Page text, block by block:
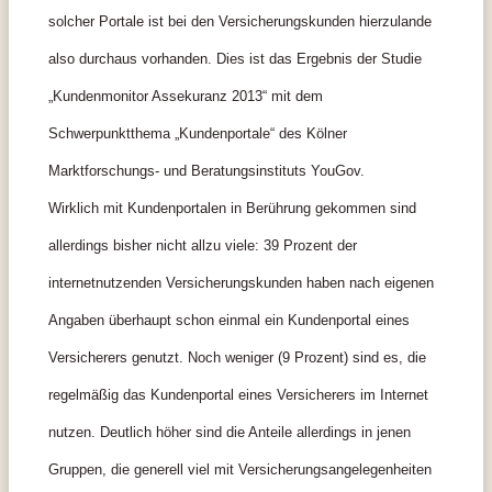
solcher Portale ist bei den Versicherungskunden hierzulande
also durchaus vorhanden. Dies ist das Ergebnis der Studie
„Kundenmonitor Assekuranz 2013“ mit dem
Schwerpunktthema „Kundenportale“ des Kölner
Marktforschungs- und Beratungsinstituts YouGov.
Wirklich mit Kundenportalen in Berührung gekommen sind
allerdings bisher nicht allzu viele: 39 Prozent der
internetnutzenden Versicherungskunden haben nach eigenen
Angaben überhaupt schon einmal ein Kundenportal eines
Versicherers genutzt. Noch weniger (9 Prozent) sind es, die
regelmäßig das Kundenportal eines Versicherers im Internet
nutzen. Deutlich höher sind die Anteile allerdings in jenen
Gruppen, die generell viel mit Versicherungsangelegenheiten